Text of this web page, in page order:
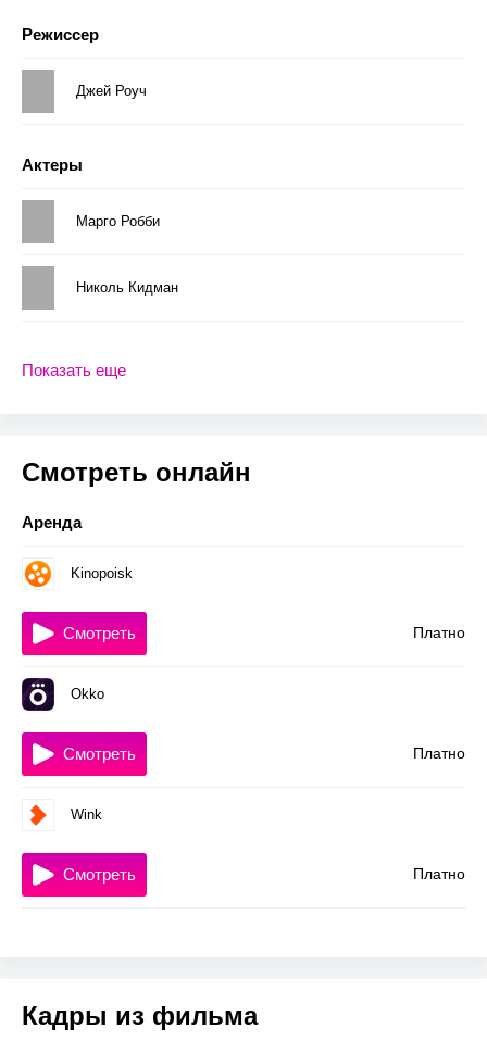
Режиссер
Джей Роуч
Актеры
Марго Робби
Николь Кидман
Показать еще
Смотреть онлайн
Аренда
Kinopoisk
Платно
Смотреть
Okko
Платно
Смотреть
Wink
Платно
Смотреть
Кадры из фильма